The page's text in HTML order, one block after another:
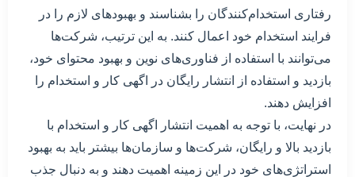
رفتاری استخدام‌کنندگان را بشناسند و بهبودهای لازم را در
فرایند استخدام خود اعمال کنند. به این ترتیب، شرکت‌ها
می‌توانند با استفاده از فناوری‌های نوین و بهبود محتوای خود،
بازدید و استفاده از انتشار رایگان در اگهی کار و استخدام را
افزایش دهند.
در نهایت، با توجه به اهمیت انتشار اگهی کار و استخدام با
بازدید بالا و رایگان، شرکت‌ها و سازمان‌ها بیشتر باید به بهبود
استراتژی‌های خود در این زمینه اهمیت دهند و به دنبال جذب